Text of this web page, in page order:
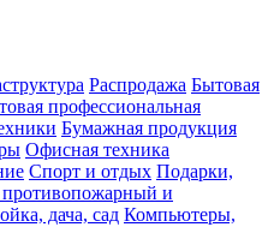
Распродажа Бытовая
профессиональная
Бумажная продукция
Офисная техника
Спорт и отдых Подарки,
и
дача, сад Компьютеры,